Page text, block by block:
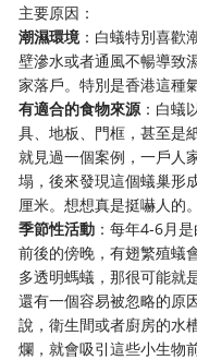
主要原因：
潮濕環境：白蟻特別喜歡
壁滲水或者通風不暢導致
家落戶。特別是香港這種
有適合的食物來源：白蟻
具、地板、門框，甚至是
就見過一個案例，一戶人
塌，後來發現這個蟻巢形
厘米。想想真是挺嚇人的。
季節性活動 ：每年4-6月
前後的傍晚，有翅繁殖蟻
多透明螞蟻，那很可能就
還有一個容易被忽略的原
說，衛生間或者廚房的水
爛，就會吸引這些小生物